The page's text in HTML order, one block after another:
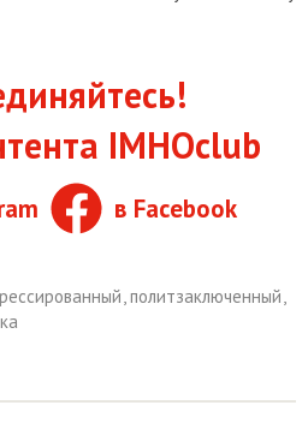
IMHOclub
в Facebook
,политзаключенный,